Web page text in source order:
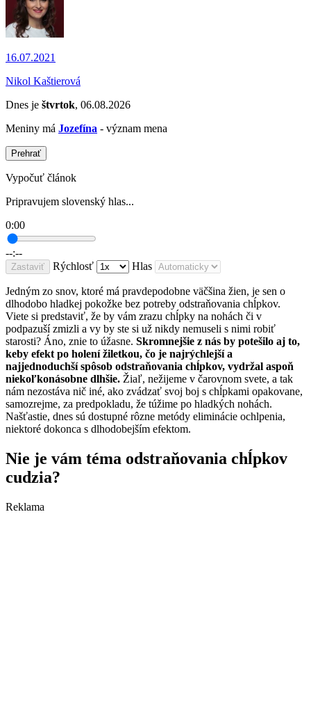
16.07.2021
Nikol Kaštierová
Dnes je štvrtok, 06.08.2026
Meniny má Jozefína - význam mena
Prehrať
Vypočuť článok
Pripravujem slovenský hlas...
0:00
--:--
Zastaviť Rýchlosť Hlas
Jedným zo snov, ktoré má pravdepodobne väčšina žien, je sen o
dlhodobo hladkej pokožke bez potreby odstraňovania chĺpkov.
Viete si predstaviť, že by vám zrazu chĺpky na nohách či v
podpazuší zmizli a vy by ste si už nikdy nemuseli s nimi robiť
starosti? Áno, znie to úžasne. Skromnejšie z nás by potešilo aj to,
keby efekt po holení žiletkou, čo je najrýchlejší a
najjednoduchší spôsob odstraňovania chĺpkov, vydržal aspoň
niekoľkonásobne dlhšie. Žiaľ, nežijeme v čarovnom svete, a tak
nám nezostáva nič iné, ako zvádzať svoj boj s chĺpkami opakovane,
samozrejme, za predpokladu, že túžime po hladkých nohách.
Našťastie, dnes sú dostupné rôzne metódy eliminácie ochlpenia,
niektoré dokonca s dlhodobejším efektom.
Nie je vám téma odstraňovania chĺpkov
cudzia?
Reklama